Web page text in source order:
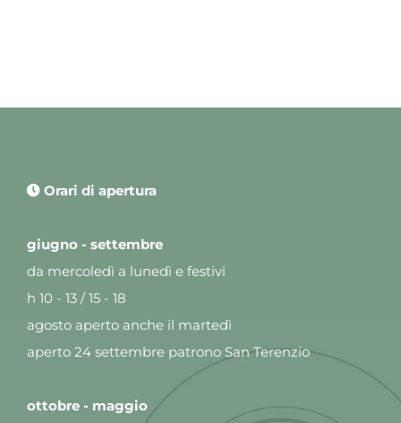
Orari di apertura
giugno - settembre
da mercoledì a lunedì e festivi
h 10 - 13 / 15 - 18
agosto aperto anche il martedì
aperto 24 settembre patrono San Terenzio
ottobre - maggio